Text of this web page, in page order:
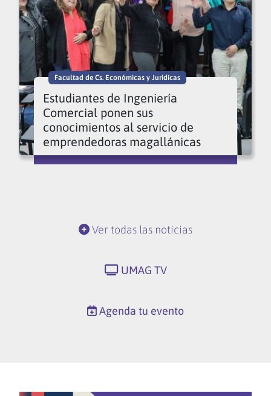
Facultad de Cs. Económicas y Jurídicas
Estudiantes de Ingeniería
Comercial ponen sus
conocimientos al servicio de
emprendedoras magallánicas
Ver todas las noticias
UMAG TV
Agenda tu evento